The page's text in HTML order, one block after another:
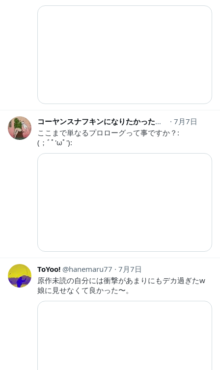
コーヤンスナフキンになりたかったんだ mikio555
7月7日
ここまで単なるプロローグって事ですか？:
(；ﾞﾟ'ωﾟ'):
ToYoo! hanemaru77
7月7日
原作未読の自分には衝撃があまりにもデカ過ぎたw
娘に見せなくて良かった〜。